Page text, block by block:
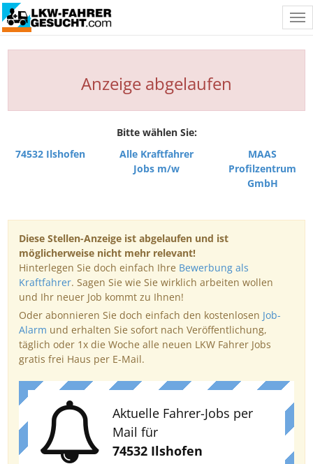
Anzeige abgelaufen
Bitte wählen Sie:
74532 Ilshofen
Alle Kraftfahrer
Jobs m/w
MAAS
Profilzentrum
GmbH
Diese Stellen-Anzeige ist abgelaufen und ist
möglicherweise nicht mehr relevant!
Hinterlegen Sie doch einfach Ihre Bewerbung als
Kraftfahrer. Sagen Sie wie Sie wirklich arbeiten wollen
und Ihr neuer Job kommt zu Ihnen!
Oder abonnieren Sie doch einfach den kostenlosen Job-
Alarm und erhalten Sie sofort nach Veröffentlichung,
täglich oder 1x die Woche alle neuen LKW Fahrer Jobs
gratis frei Haus per E-Mail.
Aktuelle Fahrer-Jobs per
Mail für
74532 Ilshofen